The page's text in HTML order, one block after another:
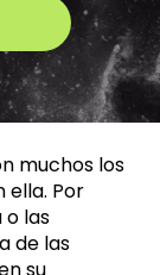
muchos los
ella. Por
o las
de las
su